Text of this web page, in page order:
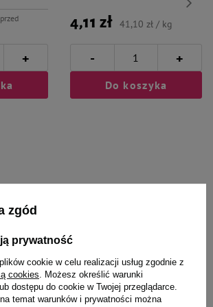
+
4,11 zł 41,10 zł / kg
- +
Do koszyka
czworonoga
z
i kota 250
Buba Owca Szarpak amortyzator
ring dla psa
zgód
prywatność
cookie w celu realizacji usług zgodnie z
cookies . Możesz określić warunki
dostępu do cookie w Twojej przeglądarce.
temat warunków i prywatności można